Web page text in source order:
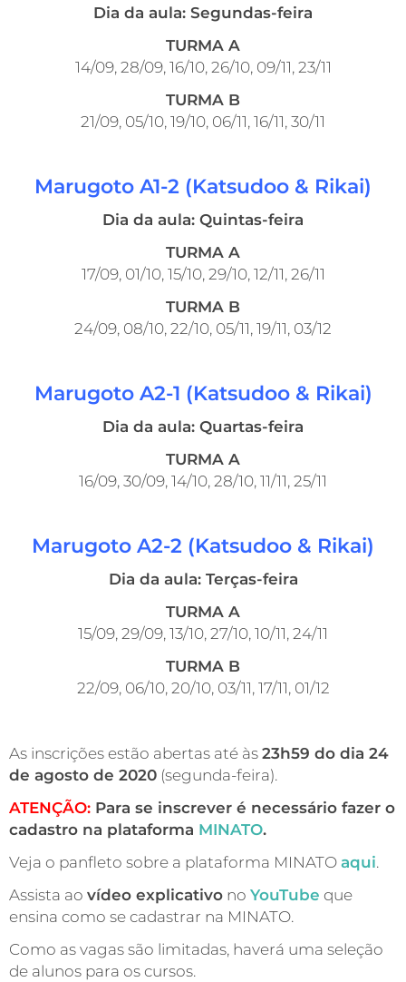
Dia da aula: Segundas-feira
TURMA A
14/09, 28/09, 16/10, 26/10, 09/11, 23/11
TURMA B
21/09, 05/10, 19/10, 06/11, 16/11, 30/11
Marugoto A1-2 (Katsudoo & Rikai)
Dia da aula: Quintas-feira
TURMA A
17/09, 01/10, 15/10, 29/10, 12/11, 26/11
TURMA B
24/09, 08/10, 22/10, 05/11, 19/11, 03/12
Marugoto A2-1 (Katsudoo & Rikai)
Dia da aula: Quartas-feira
TURMA A
16/09, 30/09, 14/10, 28/10, 11/11, 25/11
Marugoto A2-2 (Katsudoo & Rikai)
Dia da aula: Terças-feira
TURMA A
15/09, 29/09, 13/10, 27/10, 10/11, 24/11
TURMA B
22/09, 06/10, 20/10, 03/11, 17/11, 01/12
As inscrições estão abertas até às 23h59 do dia 24
de agosto de 2020 (segunda-feira).
ATENÇÃO: Para se inscrever é necessário fazer o
cadastro na plataforma MINATO.
Veja o panfleto sobre a plataforma MINATO aqui.
Assista ao vídeo explicativo no YouTube que
ensina como se cadastrar na MINATO.
Como as vagas são limitadas, haverá uma seleção
de alunos para os cursos.